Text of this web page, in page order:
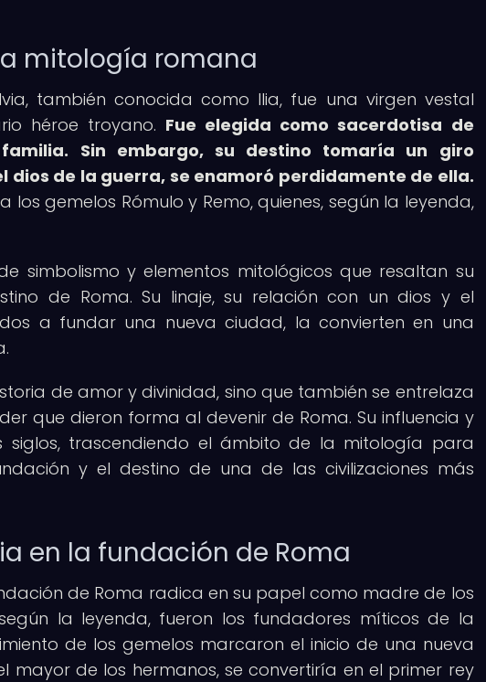
mitología romana
también conocida como Ilia, fue una virgen vestal
héroe troyano. Fue elegida como sacerdotisa de
Sin embargo, su destino tomaría un giro
dios de la guerra, se enamoró perdidamente de ella.
gemelos Rómulo y Remo, quienes, según la leyenda,
simbolismo y elementos mitológicos que resaltan su
de Roma. Su linaje, su relación con un dios y el
a fundar una nueva ciudad, la convierten en una
de amor y divinidad, sino que también se entrelaza
que dieron forma al devenir de Roma. Su influencia y
trascendiendo el ámbito de la mitología para
y el destino de una de las civilizaciones más
en la fundación de Roma
de Roma radica en su papel como madre de los
la leyenda, fueron los fundadores míticos de la
de los gemelos marcaron el inicio de una nueva
mayor de los hermanos, se convertiría en el primer rey